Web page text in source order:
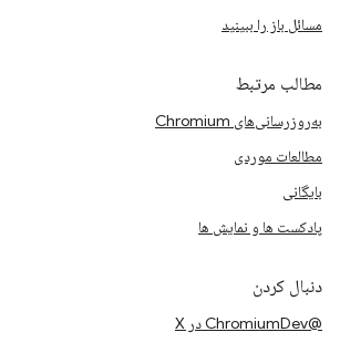
مسائل باز را ببینید
مطالب مرتبط
به‌روزرسانی‌های Chromium
مطالعات موردی
بایگانی
پادکست ها و نمایش ها
دنبال کردن
@ChromiumDev در X